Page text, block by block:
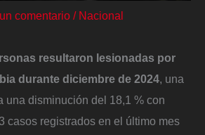
comentario / Nacional
resultaron lesionadas por
durante diciembre de 2024, una
una disminución del 18,1 % con
casos registrados en el último mes